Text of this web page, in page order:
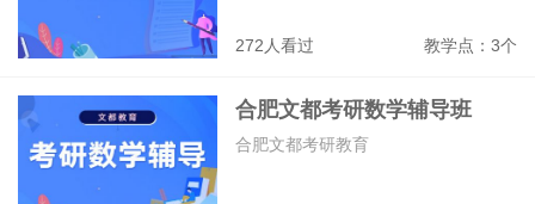
272人看过 教学点：3个
合肥文都考研数学辅导班
合肥文都考研教育